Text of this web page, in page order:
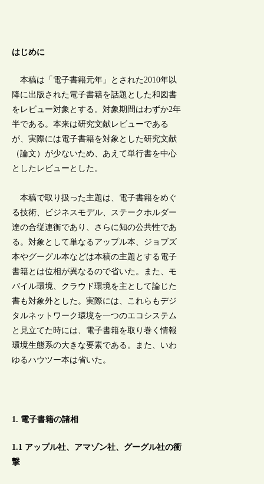
はじめに
本稿は「電子書籍元年」とされた2010年以
降に出版された電子書籍を話題とした和図書
をレビュー対象とする。対象期間はわずか2年
半である。本来は研究文献レビューである
が、実際には電子書籍を対象とした研究文献
（論文）が少ないため、あえて単行書を中心
としたレビューとした。
本稿で取り扱った主題は、電子書籍をめぐ
る技術、ビジネスモデル、ステークホルダー
達の合従連衡であり、さらに知の公共性であ
る。対象として単なるアップル本、ジョブズ
本やグーグル本などは本稿の主題とする電子
書籍とは位相が異なるので省いた。また、モ
バイル環境、クラウド環境を主として論じた
書も対象外とした。実際には、これらもデジ
タルネットワーク環境を一つのエコシステム
と見立てた時には、電子書籍を取り巻く情報
環境生態系の大きな要素である。また、いわ
ゆるハウツー本は省いた。
1. 電子書籍の諸相
1.1 アップル社、アマゾン社、グーグル社の衝
撃